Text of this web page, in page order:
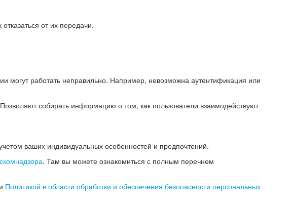
от их передачи.
могут работать неправильно. Например, невозможна аутентификация или
собирать информацию о том, как пользователи взаимодействуют
ваших индивидуальных особенностей и предпочтений.
. Там вы можете ознакомиться с полным перечнем
Политикой в области обработки и обеспечения безопасности персональных